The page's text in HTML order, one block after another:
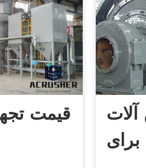
قیمت